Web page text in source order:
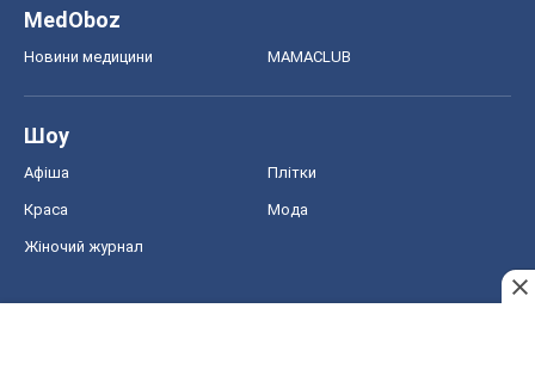
MedOboz
Новини медицини MAMACLUB
Шоу
Афіша Плітки
Краса Мода
Жіночий журнал